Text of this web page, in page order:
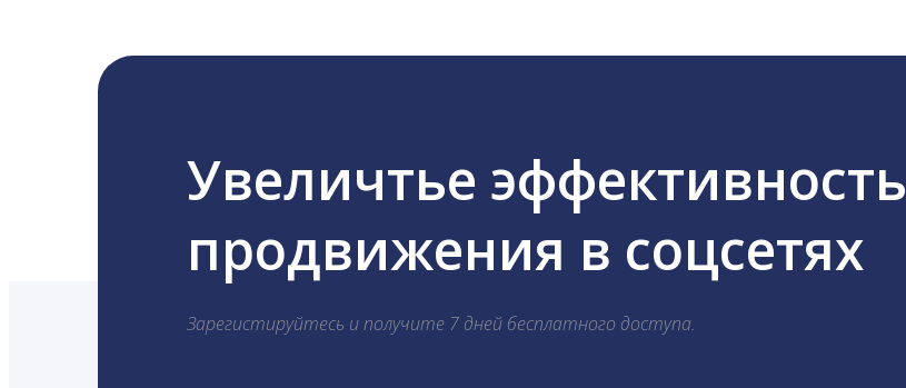
Увеличтье эффективность
продвижения в соцсетях
Зарегистируйтесь и получите 7 дней бесплатного доступа.